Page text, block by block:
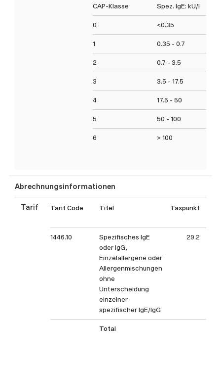
CAP-Klasse Spez. IgE: kU/l
0 <0.35
1 0.35 - 0.7
2 0.7 - 3.5
3 3.5 - 17.5
4 17.5 - 50
5 50 - 100
6 > 100
Abrechnungsinformationen
Tarif Tarif Code Titel Taxpunkt
1446.10
Spezifisches IgE
oder IgG,
Einzelallergene oder
Allergenmischungen
ohne
Unterscheidung
einzelner
spezifischer IgE/IgG
29.2
Total